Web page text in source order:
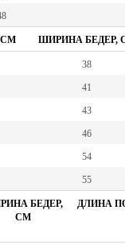
СМ ШИРИНА БЕДЕР,
38
41
43
46
54
55
БЕДЕР,
СМ
ДЛИНА